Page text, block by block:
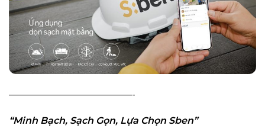
—————————————-
“Minh Bạch, Sạch Gọn, Lựa Chọn Sben”